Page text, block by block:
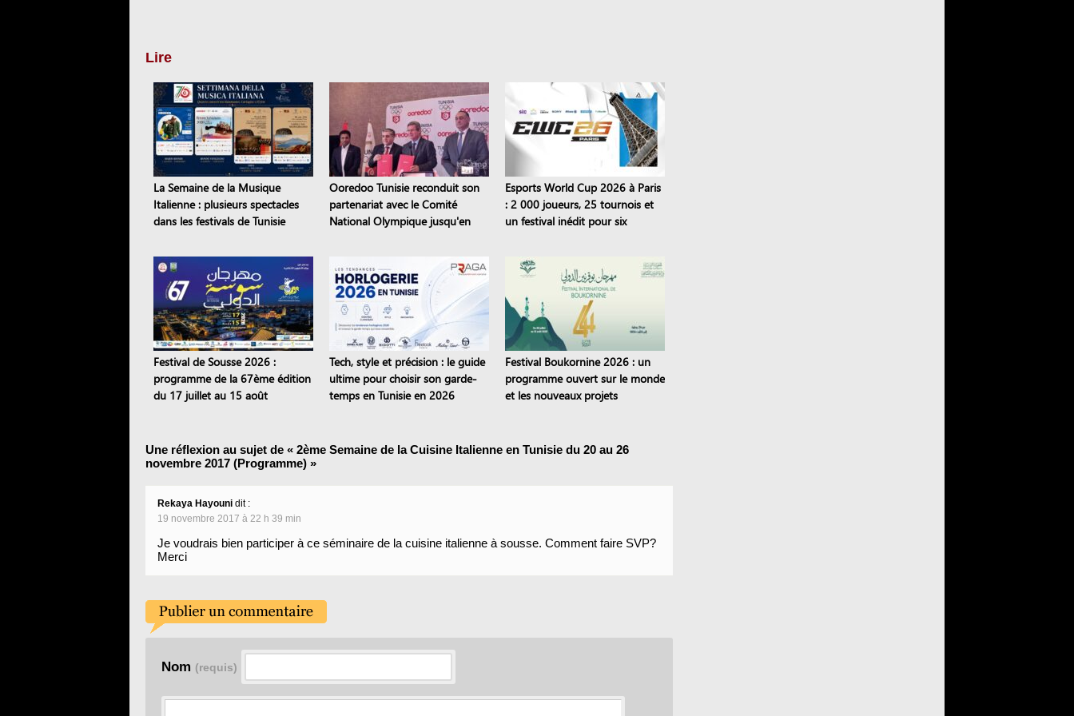
Lire
La Semaine de la Musique
Italienne : plusieurs spectacles
dans les festivals de Tunisie
Ooredoo Tunisie reconduit son
partenariat avec le Comité
National Olympique jusqu'en
Esports World Cup 2026 à Paris
: 2 000 joueurs, 25 tournois et
un festival inédit pour six
Festival de Sousse 2026 :
programme de la 67ème édition
du 17 juillet au 15 août
Tech, style et précision : le guide
ultime pour choisir son garde-
temps en Tunisie en 2026
Festival Boukornine 2026 : un
programme ouvert sur le monde
et les nouveaux projets
Une réflexion au sujet de « 2ème Semaine de la Cuisine Italienne en Tunisie du 20 au 26
novembre 2017 (Programme) »
Rekaya Hayouni dit :
19 novembre 2017 à 22 h 39 min
Je voudrais bien participer à ce séminaire de la cuisine italienne à sousse. Comment faire SVP?
Merci
Nom (requis)